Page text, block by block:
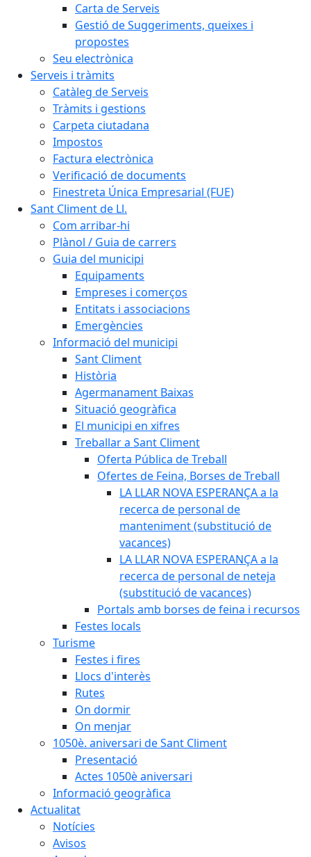
Carta de Serveis
Gestió de Suggeriments, queixes i
propostes
Seu electrònica
Serveis i tràmits
Catàleg de Serveis
Tràmits i gestions
Carpeta ciutadana
Impostos
Factura electrònica
Verificació de documents
Finestreta Única Empresarial (FUE)
Sant Climent de Ll.
Com arribar-hi
Plànol / Guia de carrers
Guia del municipi
Equipaments
Empreses i comerços
Entitats i associacions
Emergències
Informació del municipi
Sant Climent
Història
Agermanament Baixas
Situació geogràfica
El municipi en xifres
Treballar a Sant Climent
Oferta Pública de Treball
Ofertes de Feina, Borses de Treball
LA LLAR NOVA ESPERANÇA a la
recerca de personal de
manteniment (substitució de
vacances)
LA LLAR NOVA ESPERANÇA a la
recerca de personal de neteja
(substitució de vacances)
Portals amb borses de feina i recursos
Festes locals
Turisme
Festes i fires
Llocs d'interès
Rutes
On dormir
On menjar
1050è. aniversari de Sant Climent
Presentació
Actes 1050è aniversari
Informació geogràfica
Actualitat
Notícies
Avisos